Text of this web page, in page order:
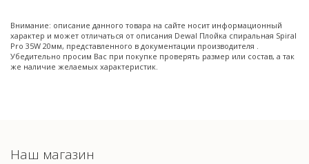
Внимание: описание данного товара на сайте носит информационный
характер и может отличаться от описания Dewal Плойка спиральная Spiral
Pro 35W 20мм, представленного в документации производителя .
Убедительно просим Вас при покупке проверять размер или состав, а так
же наличие желаемых характеристик.
Наш магазин